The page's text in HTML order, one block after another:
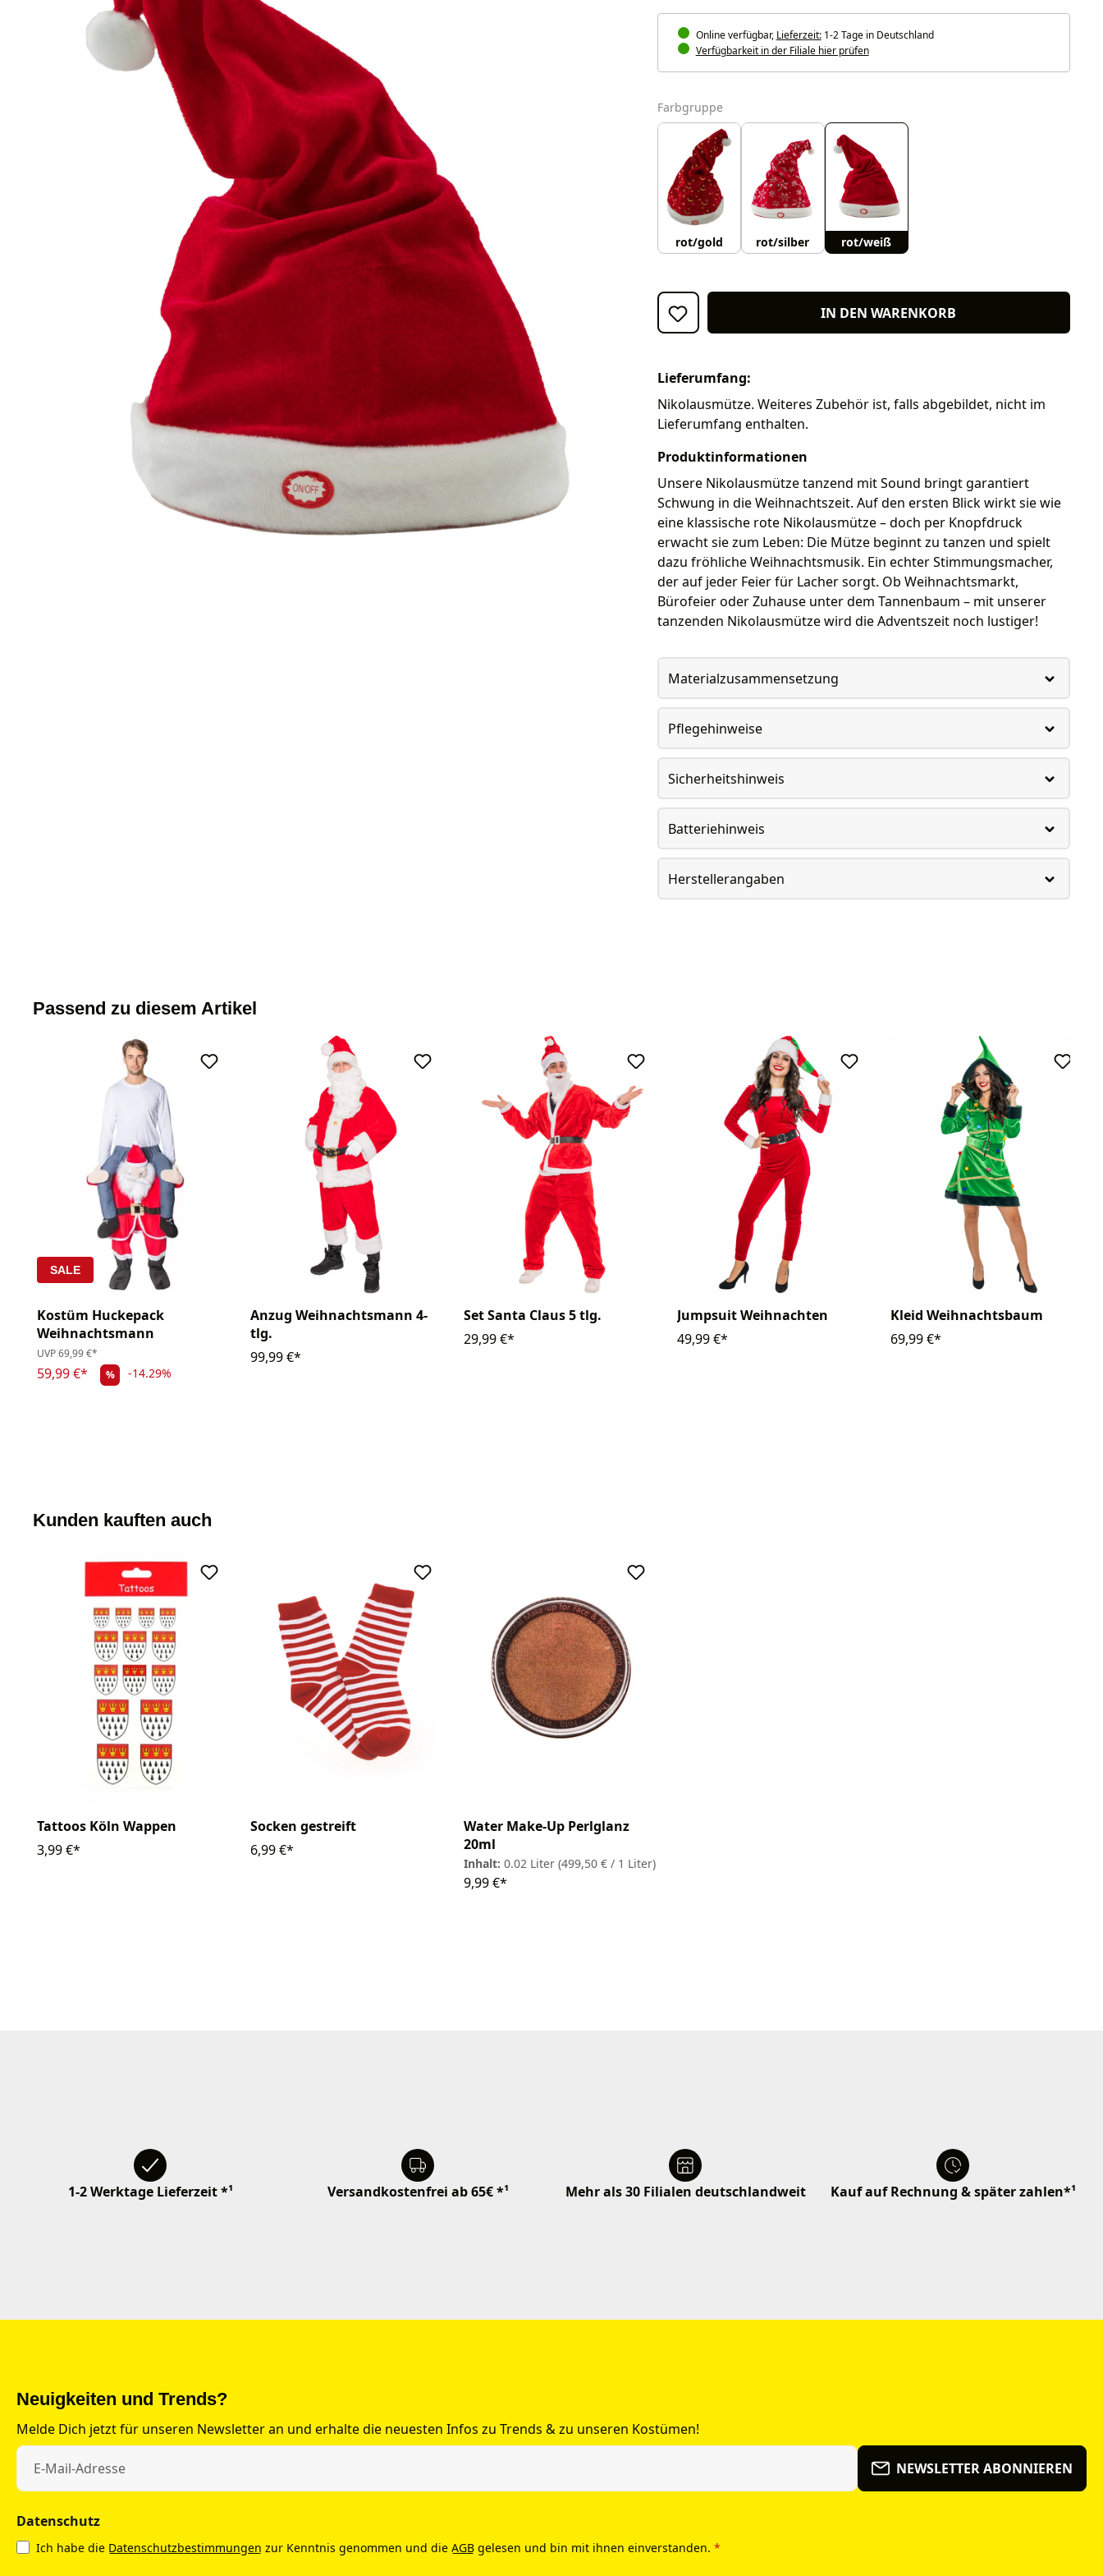
Online verfügbar, Lieferzeit:1-2 Tage in Deutschland
Verfügbarkeit in der Filiale hier prüfen
Farbgruppeauswählen
rot/gold rot/silber rot/weiß
IN DEN WARENKORB
Lieferumfang:
Nikolausmütze. Weiteres Zubehör ist, falls abgebildet, nicht im
Lieferumfang enthalten.
Produktinformationen
Unsere Nikolausmütze tanzend mit Sound bringt garantiert
Schwung in die Weihnachtszeit. Auf den ersten Blick wirkt sie wie
eine klassische rote Nikolausmütze – doch per Knopfdruck
erwacht sie zum Leben: Die Mütze beginnt zu tanzen und spielt
dazu fröhliche Weihnachtsmusik. Ein echter Stimmungsmacher,
der auf jeder Feier für Lacher sorgt. Ob Weihnachtsmarkt,
Bürofeier oder Zuhause unter dem Tannenbaum – mit unserer
tanzenden Nikolausmütze wird die Adventszeit noch lustiger!
Materialzusammensetzung
Pflegehinweise
Sicherheitshinweis
Batteriehinweis
Herstellerangaben
Passend zu diesem Artikel
SALE
Kostüm Huckepack
Weihnachtsmann
UVP69,99 €*
59,99 €* % -14.29%
Anzug Weihnachtsmann 4-
tlg.
99,99 €*
Set Santa Claus 5 tlg.
29,99 €*
Jumpsuit Weihnachten
49,99 €*
Kleid Weihnachtsbaum
69,99 €*
Kunden kauften auch
Tattoos Köln Wappen
3,99 €*
Socken gestreift
6,99 €*
Water Make-Up Perlglanz
20ml
Inhalt: 0.02 Liter (499,50 € / 1 Liter)
9,99 €*
1-2 Werktage Lieferzeit *¹ Versandkostenfrei ab 65€ *¹ Mehr als 30 Filialen deutschlandweit Kauf auf Rechnung & später zahlen*¹
Neuigkeiten und Trends?
Melde Dich jetzt für unseren Newsletter an und erhalte die neuesten Infos zu Trends & zu unseren Kostümen!
NEWSLETTER ABONNIEREN
Datenschutz
Ich habe die Datenschutzbestimmungen zur Kenntnis genommen und die AGB gelesen und bin mit ihnen einverstanden. *